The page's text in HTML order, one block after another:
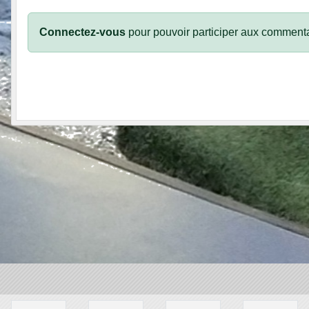
Connectez-vous pour pouvoir participer aux